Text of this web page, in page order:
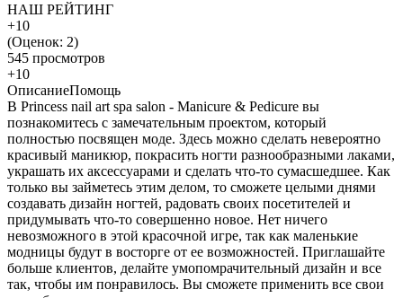
НАШ РЕЙТИНГ
+10
(Оценок: 2)
545 просмотров
+10
ОписаниеПомощь
В Princess nail art spa salon - Manicure & Pedicure вы
познакомитесь с замечательным проектом, который
полностью посвящен моде. Здесь можно сделать невероятно
красивый маникюр, покрасить ногти разнообразными лаками,
украшать их аксессуарами и сделать что-то сумасшедшее. Как
только вы займетесь этим делом, то сможете целыми днями
создавать дизайн ногтей, радовать своих посетителей и
придумывать что-то совершенно новое. Нет ничего
невозможного в этой красочной игре, так как маленькие
модницы будут в восторге от ее возможностей. Приглашайте
больше клиентов, делайте умопомрачительный дизайн и все
так, чтобы им понравилось. Вы сможете применить все свои